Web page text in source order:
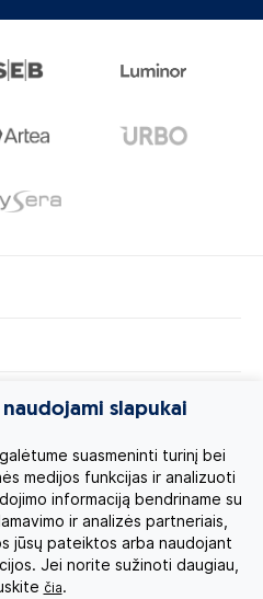
slapukai
suasmeninti turinį bei
medijos funkcijas ir analizuoti
informaciją bendriname su
ir analizės partneriais,
jūsų pateiktos arba naudojant
Jei norite sužinoti daugiau,
čia.